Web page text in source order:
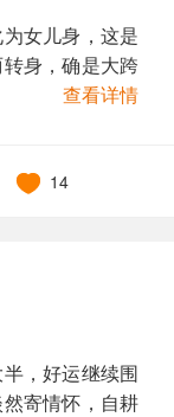
女儿身，这是
身，确是大跨
查看详情
14
，好运继续围
寄情怀，自耕